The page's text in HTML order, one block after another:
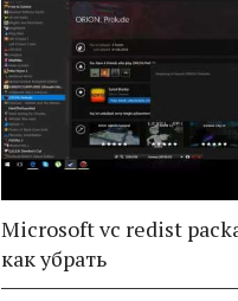
Microsoft vc redist
как убрать